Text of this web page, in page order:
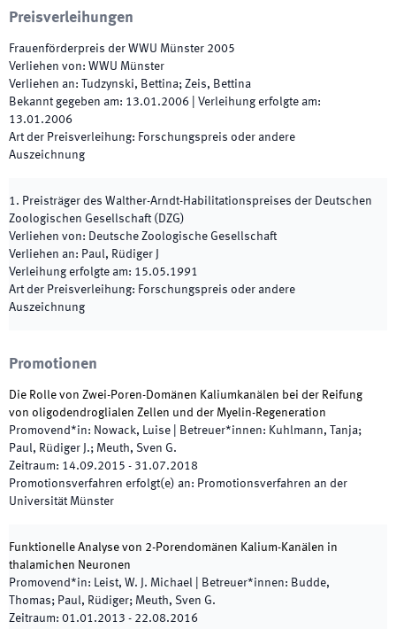
Preisverleihungen
Frauenförderpreis der WWU Münster 2005
Verliehen von: WWU Münster
Verliehen an:
Tudzynski, Bettina; Zeis, Bettina
Bekannt gegeben am: 13.01.2006 Verleihung erfolgte am:
13.01.2006
Art der Preisverleihung: Forschungspreis oder andere
Auszeichnung
1. Preisträger des Walther-Arndt-Habilitationspreises der Deutschen
Zoologischen Gesellschaft (DZG)
Verliehen von: Deutsche Zoologische Gesellschaft
Verliehen an: Paul, Rüdiger J
Verleihung erfolgte am: 15.05.1991
Art der Preisverleihung: Forschungspreis oder andere
Auszeichnung
Promotionen
Die Rolle von Zwei-Poren-Domänen Kaliumkanälen bei der Reifung
von oligodendroglialen Zellen und der Myelin-Regeneration
Promovend*in: Nowack, Luise Betreuer*innen: Kuhlmann, Tanja;
Paul, Rüdiger J.; Meuth, Sven G.
Zeitraum: 14.09.2015 - 31.07.2018
Promotionsverfahren erfolgt(e) an: Promotionsverfahren an der
Universität Münster
Funktionelle Analyse von 2-Porendomänen Kalium-Kanälen in
thalamichen Neuronen
Promovend*in: Leist, W. J. Michael Betreuer*innen: Budde,
Thomas; Paul, Rüdiger; Meuth, Sven G.
Zeitraum: 01.01.2013 - 22.08.2016